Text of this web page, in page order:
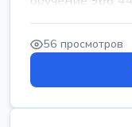
56 просмотров